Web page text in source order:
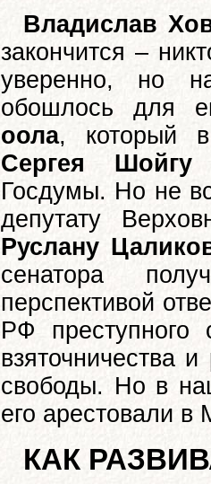
Владислав
закончится –
уверенно, но
обошлось для
оола, который
Сергея Шойгу
Госдумы. Но не
депутату
Руслану
сенатора
перспективой
РФ преступного
взяточничества
свободы. Но в
его арестовали в
КАК